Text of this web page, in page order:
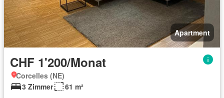
Apartment
CHF 1'200/Monat
Corcelles (NE)
3 Zimmer
61 m²